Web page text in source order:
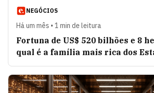
NEGÓCIOS
Há um mês • 1 min de leitura
Fortuna de US$ 520 bilhões e 8
qual é a família mais rica dos